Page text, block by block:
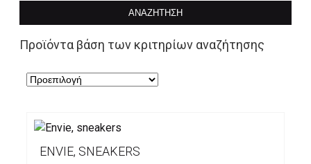
ΑΝΑΖΉΤΗΣΗ
Προϊόντα βάση των κριτηρίων αναζήτησης
ENVIE, SNEAKERS